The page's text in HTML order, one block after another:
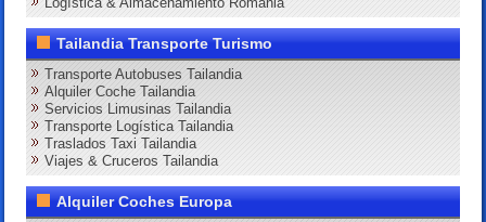
Tailandia Transporte Turismo
Transporte Autobuses Tailandia
Alquiler Coche Tailandia
Servicios Limusinas Tailandia
Transporte Logística Tailandia
Traslados Taxi Tailandia
Viajes & Cruceros Tailandia
Alquiler Coches Europa